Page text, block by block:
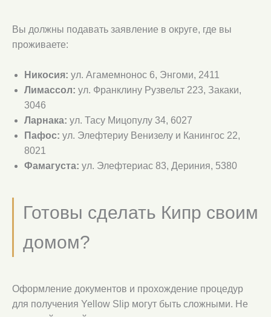
Вы должны подавать заявление в округе, где вы
проживаете:
Никосия: ул. Агамемнонос 6, Энгоми, 2411
Лимассол: ул. Франклину Рузвельт 223, Закаки,
3046
Ларнака: ул. Тасу Мицопулу 34, 6027
Пафос: ул. Элефтериу Венизелу и Канингос 22,
8021
Фамагуста: ул. Элефтериас 83, Дериния, 5380
Готовы сделать Кипр своим
домом?
Оформление документов и прохождение процедур
для получения Yellow Slip могут быть сложными. Не